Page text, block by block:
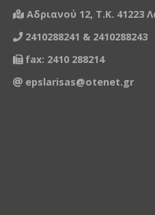
Αδριανού 12, Τ.Κ. 41223
2410288241 & 2410288243
fax: 2410 288214
epslarisas@otenet.gr